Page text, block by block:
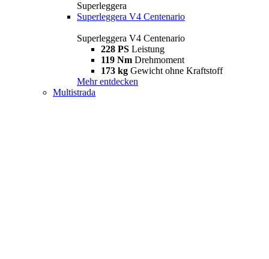
Superleggera
Superleggera V4 Centenario
Superleggera V4 Centenario
228 PS Leistung
119 Nm Drehmoment
173 kg Gewicht ohne Kraftstoff
Mehr entdecken
Multistrada